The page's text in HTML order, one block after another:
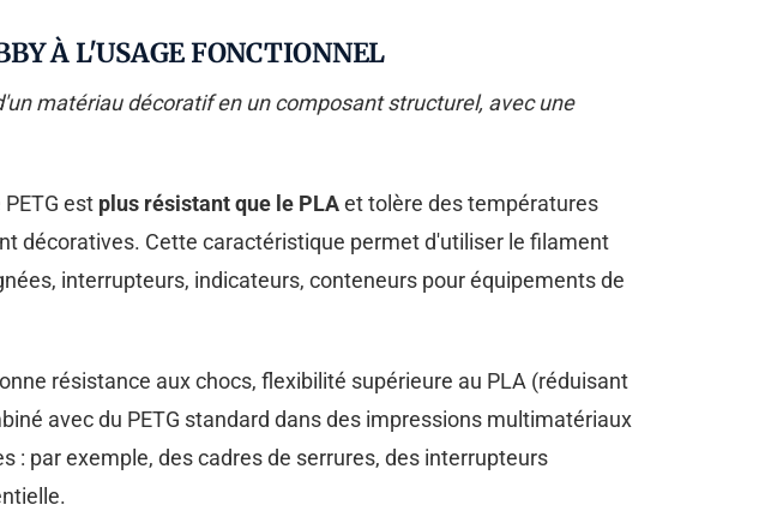
À L'USAGE FONCTIONNEL
matériau décoratif en un composant structurel, avec une
est plus résistant que le PLAet tolère des températures
décoratives. Cette caractéristique permet d'utiliser le filament
interrupteurs, indicateurs, conteneurs pour équipements de
résistance aux chocs, flexibilité supérieure au PLA (réduisant
avec du PETG standard dans des impressions multimatériaux
par exemple, des cadres de serrures, des interrupteurs